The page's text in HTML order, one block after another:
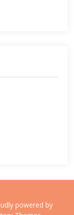
powered by